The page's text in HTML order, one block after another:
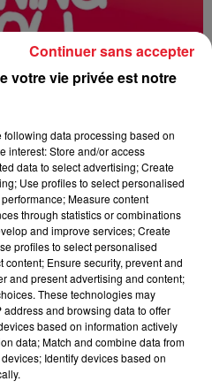
1 min 12 sec
du 10.06.2026
votre vie privée est notre
following data processing based on
interest: Store and/or access
data to select advertising; Create
Use profiles to select personalised
Measure content
through statistics or combinations
and improve services; Create
profiles to select personalised
Ensure security, prevent and
and present advertising and content;
These technologies may
and browsing data to offer
based on information actively
data; Match and combine data from
Identify devices based on
Continuer sans accepter